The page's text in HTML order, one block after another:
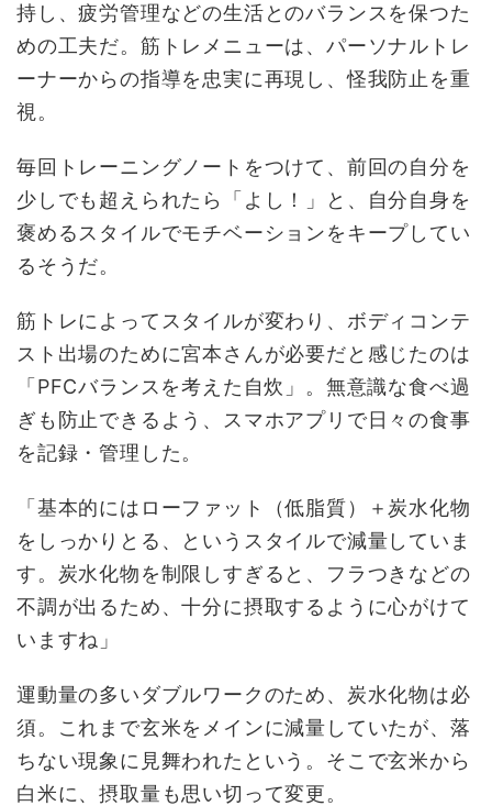
持し、疲労管理などの生活とのバランスを保つた
めの工夫だ。筋トレメニューは、パーソナルトレ
ーナーからの指導を忠実に再現し、怪我防止を重
視。
毎回トレーニングノートをつけて、前回の自分を
少しでも超えられたら「よし！」と、自分自身を
褒めるスタイルでモチベーションをキープしてい
るそうだ。
筋トレによってスタイルが変わり、ボディコンテ
スト出場のために宮本さんが必要だと感じたのは
「PFCバランスを考えた自炊」。無意識な食べ過
ぎも防止できるよう、スマホアプリで日々の食事
を記録・管理した。
「基本的にはローファット（低脂質）＋炭水化物
をしっかりとる、というスタイルで減量していま
す。炭水化物を制限しすぎると、フラつきなどの
不調が出るため、十分に摂取するように心がけて
いますね」
運動量の多いダブルワークのため、炭水化物は必
須。これまで玄米をメインに減量していたが、落
ちない現象に見舞われたという。そこで玄米から
白米に、摂取量も思い切って変更。